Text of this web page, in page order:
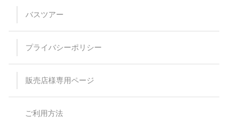
います。当日、集合場所にお越しなられても、お断りさせてい
乗車・下車場所は事前予約が必要です。（予約のない乗下車地
乳児（0～1歳）の方はバス乗車中のシートベルト着用が困難な
予約時の集客状況によりご希望の乗下車地をお取りすることが
特に記載のない限り、バス車内にトイレはついておりません。
バスの乗車運賃は予告なく変更になる場合があります。予約受
付後または旅行代金をお支払い頂いた後に運賃が変更された場
バスツアー
プライバシーポリシー
販売店様専用ページ
ご利用方法